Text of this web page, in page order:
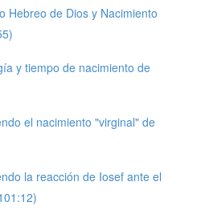
Hebreo de Dios y Nacimiento
y tiempo de nacimiento de
el nacimiento "virginal" de
la reacción de Iosef ante el